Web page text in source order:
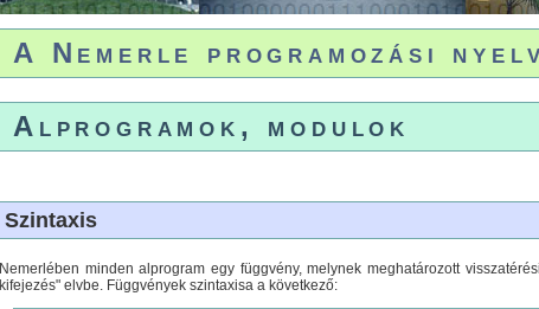
A Nemerle programozási nyelv
Alprogramok, modulok
Szintaxis
Nemerlében minden alprogram egy függvény, melynek meghatározott
kifejezés" elvbe. Függvények szintaxisa a következő: